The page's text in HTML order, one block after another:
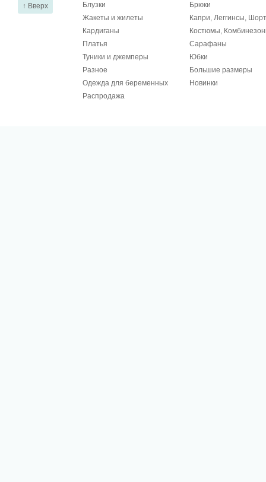
↑ Вверх Блузки
Брюки
Жакеты и жилеты
Капри, Леггинсы,
Кардиганы
Костюмы,
Платья
Сарафаны
Туники и джемперы
Юбки
Разное
Большие размеры
Одежда для беременных
Новинки
Распродажа